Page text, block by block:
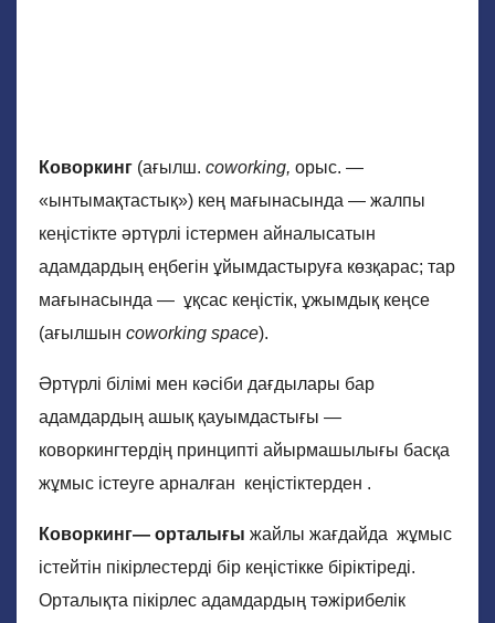
Коворкинг (ағылш. coworking, орыс. —
«ынтымақтастық») кең мағынасында — жалпы
кеңістікте әртүрлі істермен айналысатын
адамдардың еңбегін ұйымдастыруға көзқарас; тар
мағынасында — ұқсас кеңістік, ұжымдық кеңсе
(ағылшын coworking space).
Әртүрлі білімі мен кәсіби дағдылары бар
адамдардың ашық қауымдастығы —
коворкингтердің принципті айырмашылығы басқа
жұмыс істеуге арналған кеңістіктерден .
Коворкинг— орталығы жайлы жағдайда жұмыс
істейтін пікірлестерді бір кеңістікке біріктіреді.
Орталықта пікірлес адамдардың тәжірибелік